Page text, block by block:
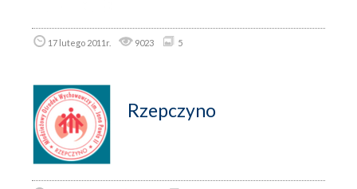
17 lutego 2011r. 9023 5
Rzepczyno